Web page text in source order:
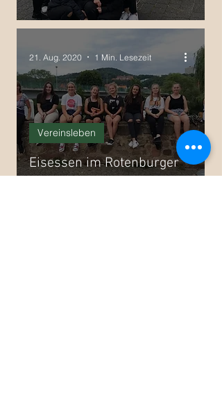
Eisessen im Rotenburger
Vereinsleben
21. Aug. 2020 1 Min. Lesezeit